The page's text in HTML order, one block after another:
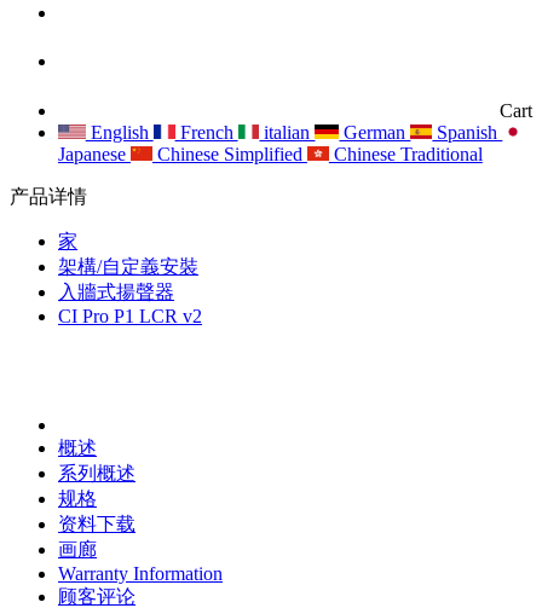
Cart
English
French italian German
Spanish
Japanese
Chinese Simplified Chinese Traditional
产品详情
家
架構/自定義安裝
入牆式揚聲器
CI Pro P1 LCR v2
概述
系列概述
规格
资料下载
画廊
Warranty Information
顾客评论